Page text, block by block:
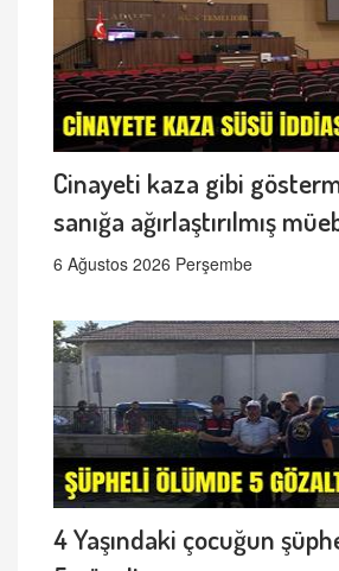
Cinayeti kaza gibi
sanığa ağırlaştırılmış
6 Ağustos 2026 Perşembe
4 Yaşındaki çocuğun